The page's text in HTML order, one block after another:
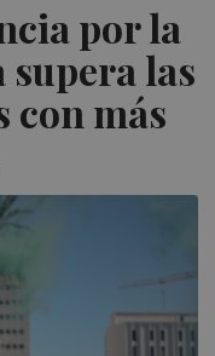
por la
las
con más